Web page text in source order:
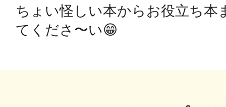
ちょい怪しい本からお役立ち本
てくださ〜い😁